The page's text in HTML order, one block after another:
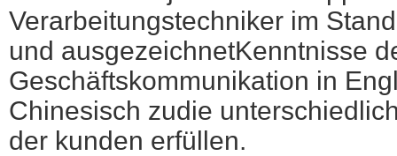
Verarbeitungstechniker im
und ausgezeichnetKenntnisse
Geschäftskommunikation in
Chinesisch zudie
der kunden erfüllen.